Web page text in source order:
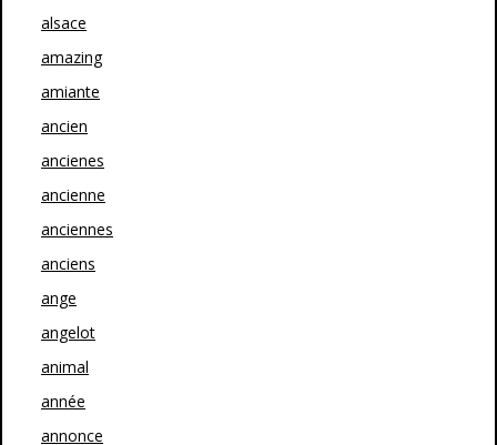
alsace
amazing
amiante
ancien
ancienes
ancienne
anciennes
anciens
ange
angelot
animal
année
annonce